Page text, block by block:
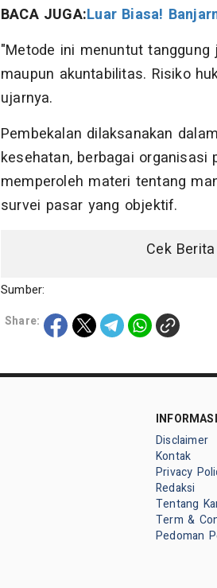
BACA JUGA:Luar Biasa!
"Metode ini menuntut
maupun akuntabilitas. Risiko
ujarnya.
Pembekalan dilaksanakan
kesehatan, berbagai organisasi
memperoleh materi tentang
survei pasar yang objektif.
Cek
Sumber:
Share:
INFORMASI
Disclaimer
Kontak
Privacy
Redaksi
Tentang
Term &
Pedoman